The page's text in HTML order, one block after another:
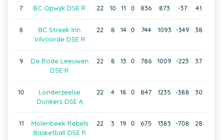
7 BC Opwijk DSE R 22 10 11 0 836 873 -37 41
8
BC Streek Inn
Vilvoorde DSE R
22 8 14 0 744 1093 -349 38
9
De Rode Leeuwen
DSE R
22 8 13 0 786 1009 -223 37
10
Londerzeelse
Dunkers DSE A
22 4 18 0 847 1235 -388 30
11
Molenbeek Rebels
Basketball DSE R
22 3 19 0 675 1383 -708 28